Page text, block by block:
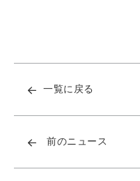
一覧に戻る
前のニュース